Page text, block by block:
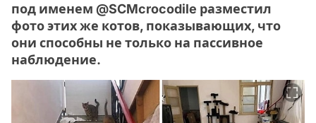
под именем @SCMcrocodile разместил
фото этих же котов, показывающих, что
они способны не только на пассивное
наблюдение.